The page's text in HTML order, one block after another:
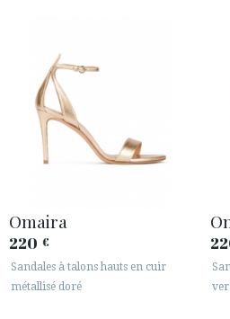
Omaira
220 €
Sandales à talons hauts en cuir
métallisé doré